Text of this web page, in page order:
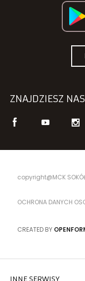
ZNAJDZIESZ NAS
copyright@MCK
OCHRONA DANYCH
CREATED BY
INNE SERWISY